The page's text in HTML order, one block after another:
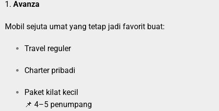
1. Avanza
Mobil sejuta umat yang tetap jadi favorit buat:
Travel reguler
Charter pribadi
Paket kilat kecil
📌 4–5 penumpang